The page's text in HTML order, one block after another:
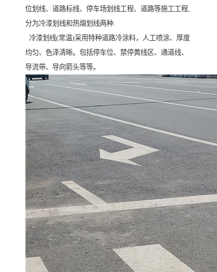
位划线、道路标线、停车场划线工程、道路等施工工程,
分为冷漆划线和热熔划线两种.
冷漆划线(常温)采用特种道路冷涂料，人工喷涂、厚度
均匀、色泽清晰。包括停车位、禁停黄线区、通道线、
导流带、导向箭头等等。